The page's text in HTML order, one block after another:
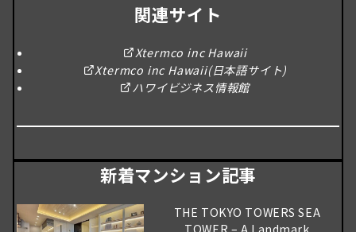
関連サイト
Xtermco inc Hawaii
Xtermco inc Hawaii(日本語サイト)
ハワイビジネス情報館
新着マンション記事
THE TOKYO TOWERS SEA
TOWER – A Landmark